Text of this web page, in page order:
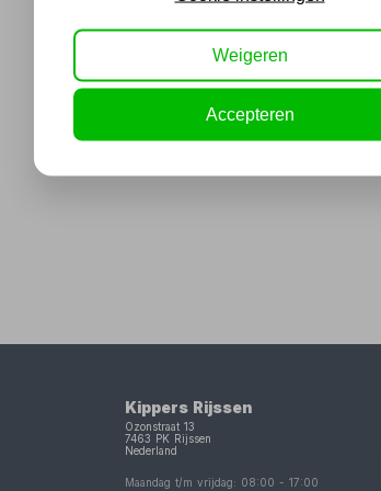
Kippers Rijssen
Ozonstraat 13
7463 PK
Rijssen
Nederland
Maandag t/m vrijdag: 08:00 -17:00
Weigeren
Accepteren